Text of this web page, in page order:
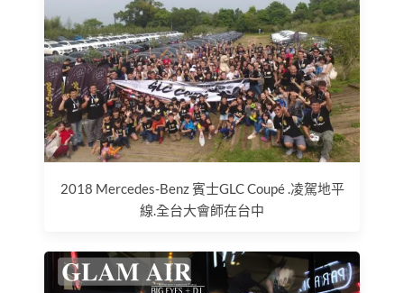
2018 Mercedes-Benz 賓士GLC Coupé .凌駕地平
線.全台大會師在台中